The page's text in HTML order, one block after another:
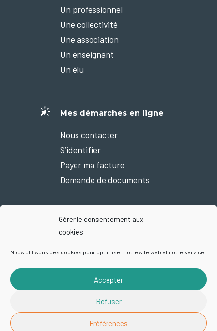
Gérer le consentement aux
cookies
Nous utilisons des cookies pour optimiser notre site web et notre service.
Accepter
Refuser
Préférences
Un professionnel
Une collectivité
Une association
Un enseignant
Un élu
Mes démarches en ligne
Nous contacter
S’identifier
Payer ma facture
Demande de documents
Mentions légales Plan du site
Politique de confidentialité
Exercez vos droits
© 2026 Smictom | Site par